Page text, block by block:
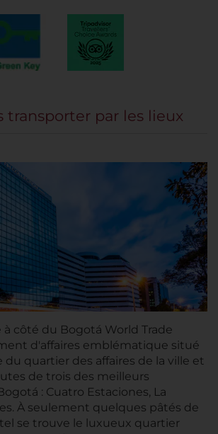
transporter par les lieux
côté du Bogotá World Trade
d'affaires emblématique situé
du quartier des affaires de la ville et
de trois des meilleurs
: Cuatro Estaciones, La
À seulement quelques pâtés de
se trouve le luxueux quartier